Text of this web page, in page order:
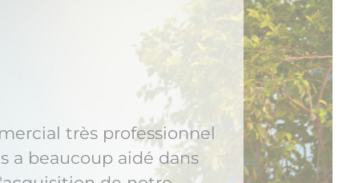
eu une très bonne
Je suis vraiment
de mon acquisition. Le